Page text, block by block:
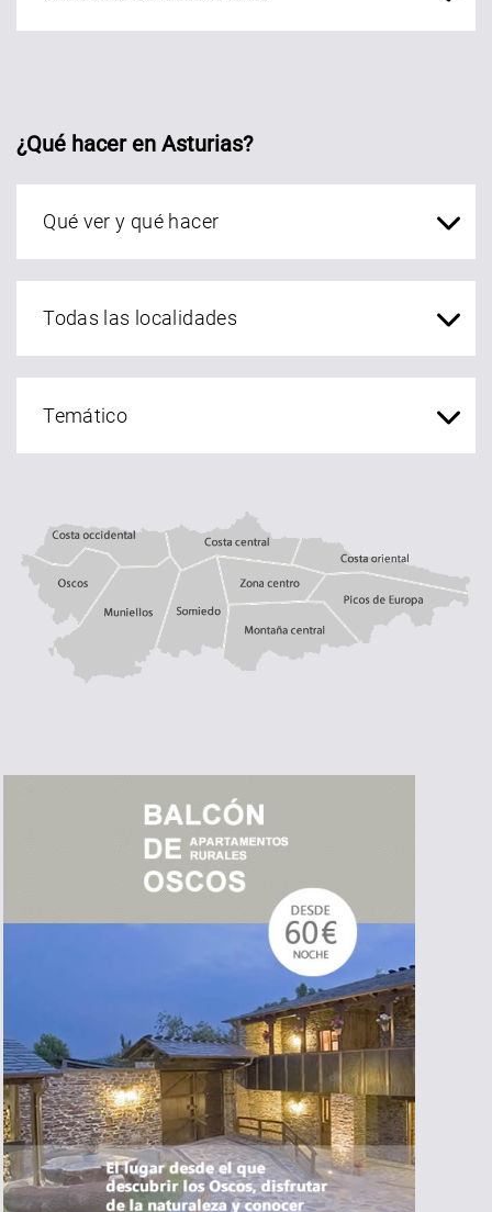
¿Qué hacer en Asturias?
Costa occidental
Oscos Muniellos Somiedo
Costa central
zona centro
Montaña central Picos de Europa